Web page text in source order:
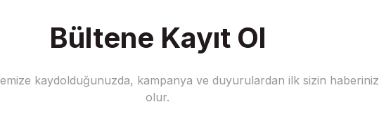
Gönder
Bültene Kayıt Ol
kaydolduğunuzda, kampanya ve duyurulardan ilk sizin haberiniz
olur.